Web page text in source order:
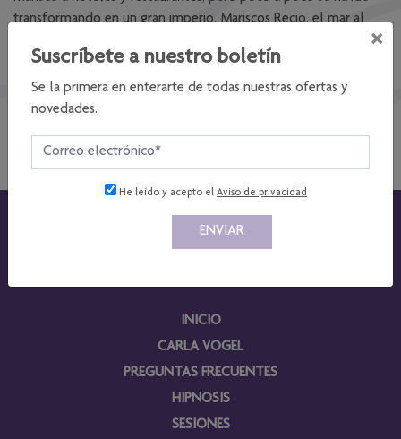
transformando en un gran imperio. Mariscos Recio, el mar al
para borrar esta página y crear nuevas páginas para tu
INICIO
CARLA VOGEL
PREGUNTAS FRECUENTES
HIPNOSIS
SESIONES
×
Suscríbete a nuestro boletín
Se la primera en enterarte de todas nuestras ofertas y
novedades.
He leído y acepto el Aviso de privacidad